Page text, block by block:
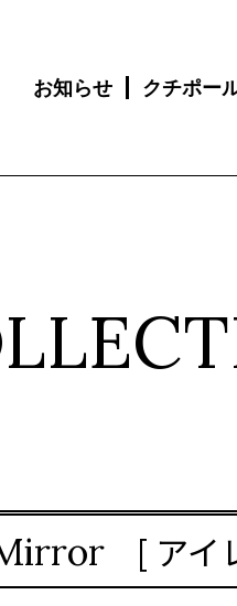
お知らせ クチポー
[ アイ